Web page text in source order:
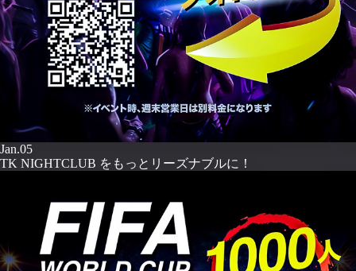
Jan.05
TK NIGHTCLUB をもっとリーズナブルに！